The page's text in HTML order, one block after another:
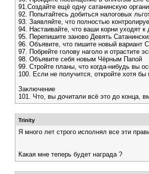
91.Создайте ещё одну сатанинскую
92. Попытайтесь добиться налоговых
93. Заявляйте, что полностью
94. Hастаивайте, что ваши корни уходят
95. Перепишите заново Девять
96. Объявите, что пишите новый вариант
97. Побрейте голову наголо и отрастите
98. Объявите себя новым Чёрным Папой
99. Стройте планы, что когда-нибудь вы
100. Если не получится, откройте хотя
Заключение
101. Что, вы дочитали всё это до конца,
Trinity
Я много лет строго исполнял все эти
Какая мне теперь будет награда ?